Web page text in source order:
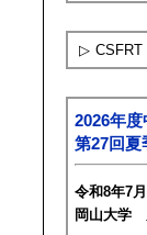
▷
2026年
第27回夏
令和8年7
岡山大学